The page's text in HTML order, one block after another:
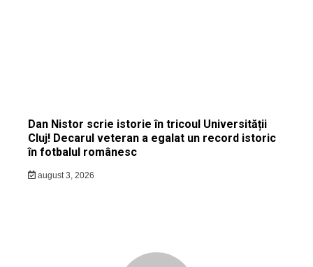
Dan Nistor scrie istorie în tricoul Universității
Cluj! Decarul veteran a egalat un record istoric
în fotbalul românesc
august 3, 2026